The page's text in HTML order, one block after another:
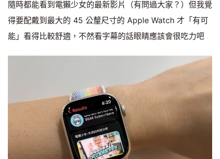
隨時都能看到電獺少女的最新影片（有問過大家？）但我覺
得要配戴到最大的 45 公釐尺寸的 Apple Watch 才「有可
能」看得比較舒適，不然看字幕的話眼睛應該會很吃力吧